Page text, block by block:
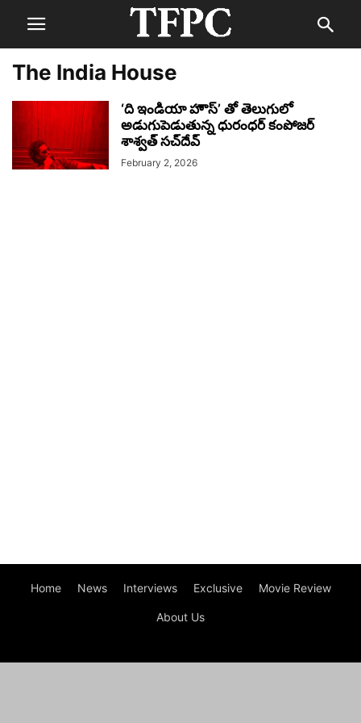
The India House
‘ది ఇండియా హౌస్’ తో తెలుగులో
అడుగుపెడుతున్న ధురంధర్ కంపోజర్
శాశ్వత్ సచ్‌దేవ్
February 2, 2026
Home News Interviews Exclusive Movie Review
About Us